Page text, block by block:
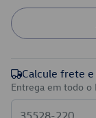
Calcule frete e
Entrega em todo o